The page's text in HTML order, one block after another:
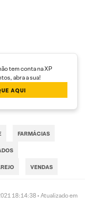
tem conta na XP
abra a sua!
AQUI
FARMÁCIAS
VENDAS
18:14:38 • Atualizado em